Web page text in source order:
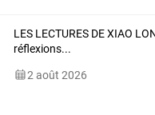
LES LECTURES DE XIAO
réflexions...
2 août 2026